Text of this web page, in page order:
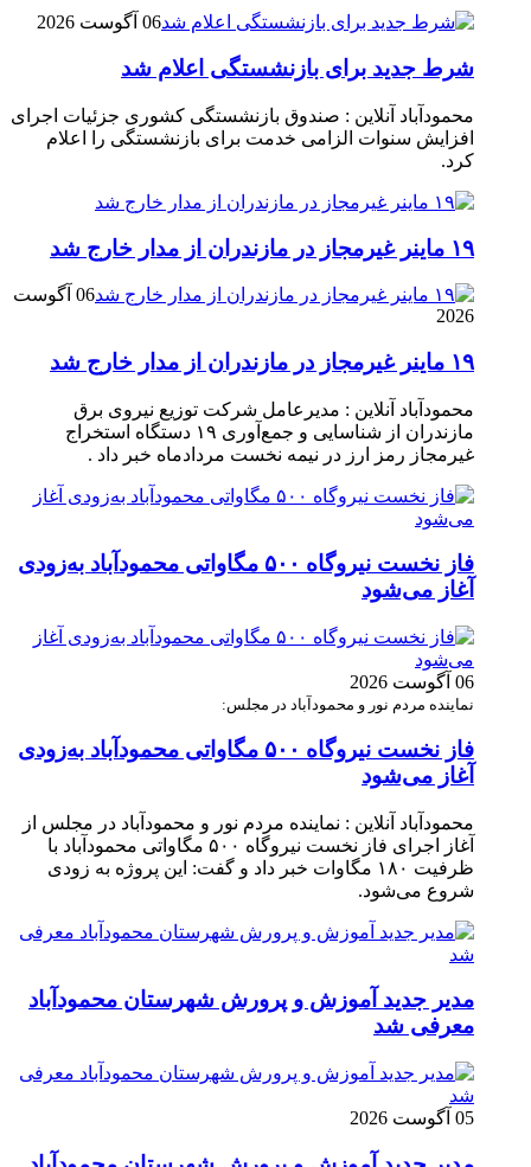
06 آگوست 2026
شرط جدید برای بازنشستگی اعلام شد
محمودآباد آنلاین : صندوق بازنشستگی کشوری جزئیات اجرای
افزایش سنوات الزامی خدمت برای بازنشستگی را اعلام
کرد.
۱۹ ماینر غیرمجاز در مازندران از مدار خارج شد
06 آگوست
2026
۱۹ ماینر غیرمجاز در مازندران از مدار خارج شد
محمودآباد آنلاین : مدیرعامل شرکت توزیع نیروی برق
مازندران از شناسایی و جمع‌آوری ۱۹ دستگاه استخراج
غیرمجاز رمز ارز در نیمه نخست مردادماه خبر داد .
فاز نخست نیروگاه ۵۰۰ مگاواتی محمودآباد به‌زودی
آغاز می‌شود
06 آگوست 2026
نماینده مردم نور و محمودآباد در مجلس:
فاز نخست نیروگاه ۵۰۰ مگاواتی محمودآباد به‌زودی
آغاز می‌شود
محمودآباد آنلاین : نماینده مردم نور و محمودآباد در مجلس از
آغاز اجرای فاز نخست نیروگاه ۵۰۰ مگاواتی محمودآباد با
ظرفیت ۱۸۰ مگاوات خبر داد و گفت: این پروژه به زودی
شروع می‌شود.
مدیر جدید آموزش و پرورش شهرستان محمودآباد
معرفی شد
05 آگوست 2026